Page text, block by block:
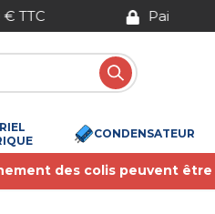
CONDENSATEUR
des colis peuvent